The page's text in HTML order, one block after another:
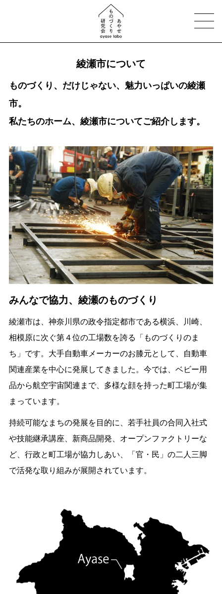
綾瀬市について
ものづくり、だけじゃない、魅力いっぱいの綾瀬
市。
私たちのホーム、綾瀬市についてご紹介します。
みんなで協力、綾瀬のものづくり
綾瀬市は、神奈川県の政令指定都市である横浜、川崎、
相模原に次ぐ第４位の工場数を誇る「ものづくりのま
ち」です。大手自動車メーカーのお膝元として、自動車
関連産業を中心に発展してきました。今では、ベビー用
品から航空宇宙関連まで、多様な顔を持った町工場が集
まっています。
持続可能なまちの発展を目的に、若手社員の合同入社式
や技能継承講座、新商品開発、オープンファクトリーな
ど、行政と町工場が協力しあい、「官・民」の二人三脚
で活発な取り組みが展開されています。